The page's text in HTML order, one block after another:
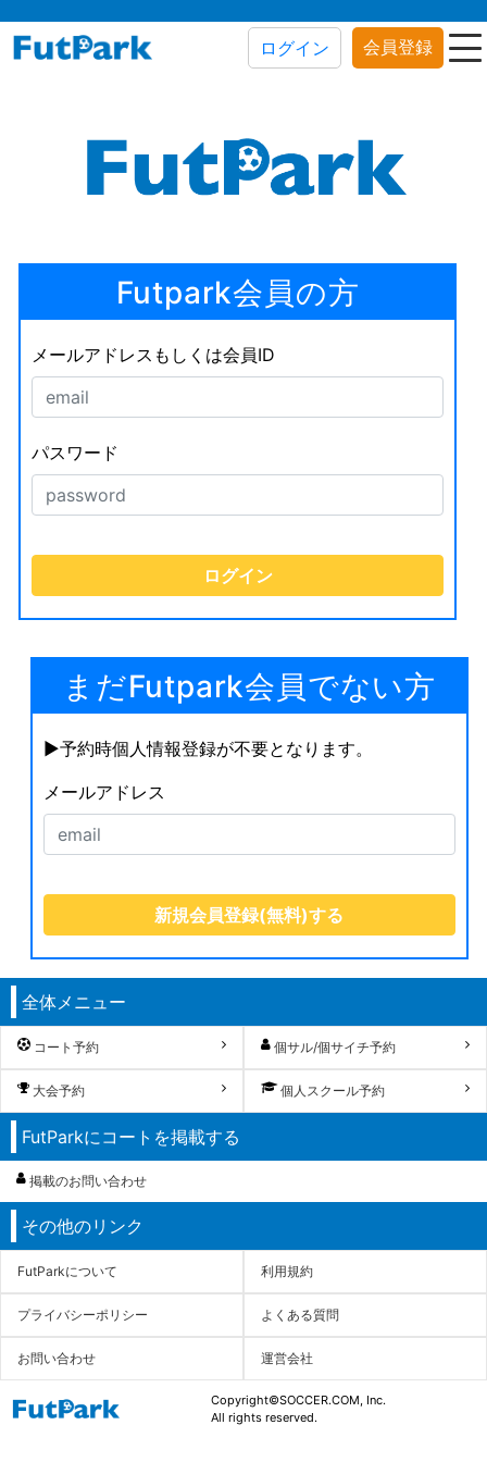
ログイン 会員登録
Futpark会員の方
メールアドレスもしくは会員ID
パスワード
まだFutpark会員でない方
▶︎予約時個人情報登録が不要となります。
メールアドレス
全体メニュー
コート予約 個サル/個サイチ予約
大会予約 個人スクール予約
FutParkにコートを掲載する
掲載のお問い合わせ
その他のリンク
FutParkについて 利用規約
プライバシーポリシー よくある質問
お問い合わせ 運営会社
Copyright©SOCCER.COM, Inc.
All rights reserved.